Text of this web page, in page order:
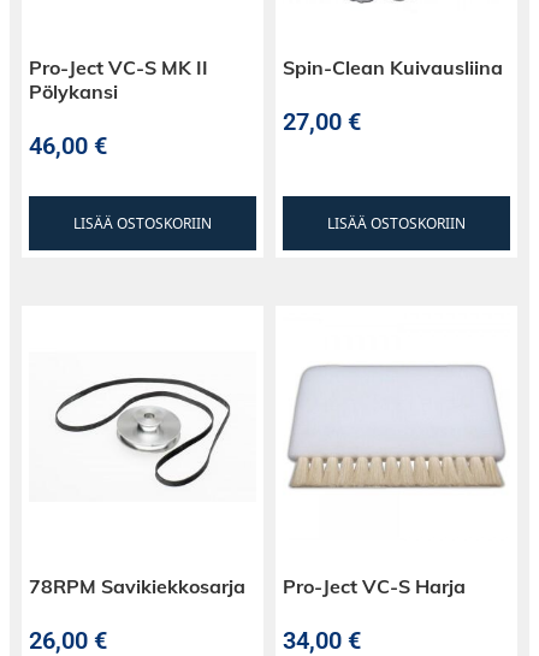
Pro-Ject VC-S MK II
Pölykansi
46,00€
LISÄÄ OSTOSKORIIN
Spin-Clean Kuivausliina
27,00€
LISÄÄ OSTOSKORIIN
78RPM Savikiekkosarja
26,00€
Pro-Ject VC-S Harja
34,00€